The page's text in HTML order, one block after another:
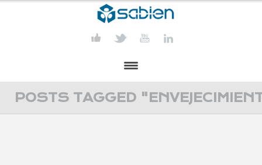
PRESENTACIÓN
POSTS TAGGED